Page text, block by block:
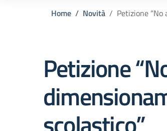
Home Novità Petizione “No
Petizione